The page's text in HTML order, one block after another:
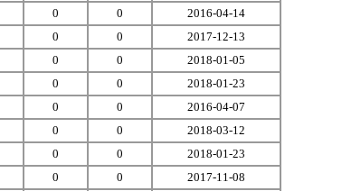
0 0 2016-04-14
0 0 2017-12-13
0 0 2018-01-05
0 0 2018-01-23
0 0 2016-04-07
0 0 2018-03-12
0 0 2018-01-23
0 0 2017-11-08